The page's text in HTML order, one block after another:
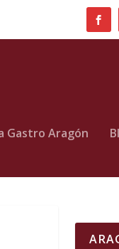
Gastro Aragón